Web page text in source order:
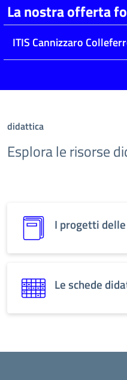
La nostra offerta
ITIS Cannizzaro
didattica
Esplora le risorse
I progetti
Le schede